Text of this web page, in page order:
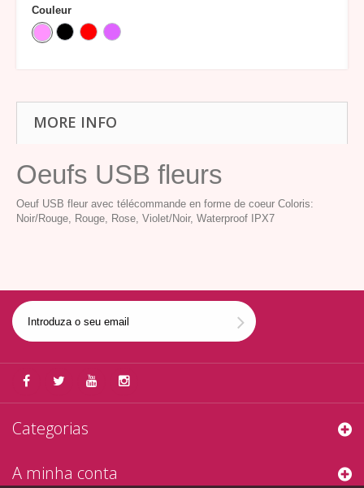
Couleur
MORE INFO
Oeufs USB fleurs
Oeuf USB fleur avec télécommande en forme de coeur Coloris:
Noir/Rouge, Rouge, Rose, Violet/Noir, Waterproof IPX7
Categorias
A minha conta